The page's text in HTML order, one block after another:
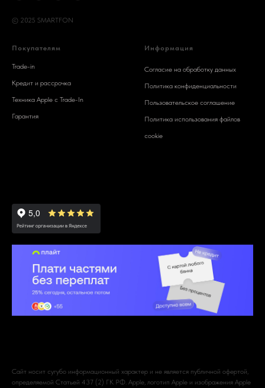
© 2025 SMARTFON
Покупателям
Trade-in
Кредит и рассрочка
Техника Apple c Trade-In
Гарантия
Информация
Согласие на обработку данных
Политика конфиденциальности
Пользовательское соглашение
Политика использования файлов
cookie
Сайт носит сугубо информационный характер и не является публичной офертой,
определяемой Статьей 437 (2) ГК РФ. Apple, логотип Apple и изображения Apple